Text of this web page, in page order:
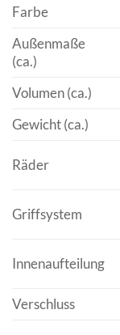
Farbe
Außenmaße
(ca.)
Volumen (ca.)
Gewicht (ca.)
Räder
Griffsystem
Innenaufteilung
Verschluss